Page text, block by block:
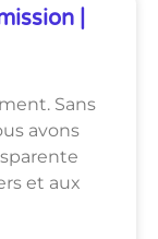
|
Sans
avons
et aux